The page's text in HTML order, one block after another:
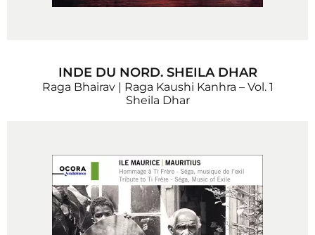
INDE DU NORD. SHEILA DHAR
Raga Bhairav | Raga Kaushi Kanhra – Vol. 1
Sheila Dhar